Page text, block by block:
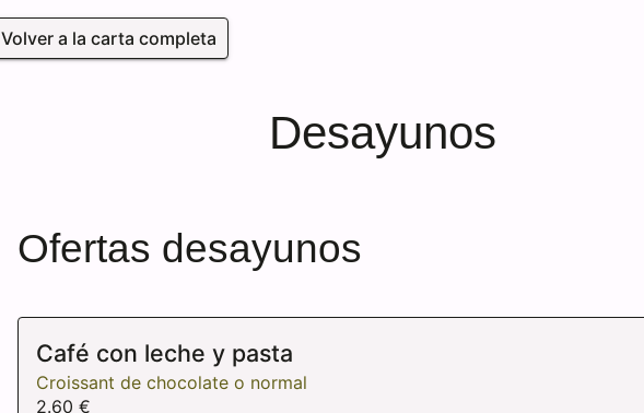
Volver a la carta completa
Desayunos
Ofertas desayunos
Café con leche y pasta
Croissant de chocolate o normal
2.60 €